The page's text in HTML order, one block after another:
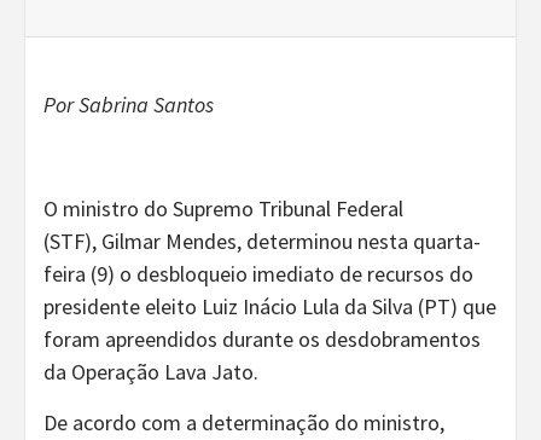
Por Sabrina Santos
O ministro do Supremo Tribunal Federal
(STF), Gilmar Mendes, determinou nesta quarta-
feira (9) o desbloqueio imediato de recursos do
presidente eleito Luiz Inácio Lula da Silva (PT) que
foram apreendidos durante os desdobramentos
da Operação Lava Jato.
De acordo com a determinação do ministro,